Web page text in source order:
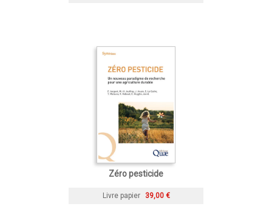
Zéro pesticide
Livre papier 39,00 €